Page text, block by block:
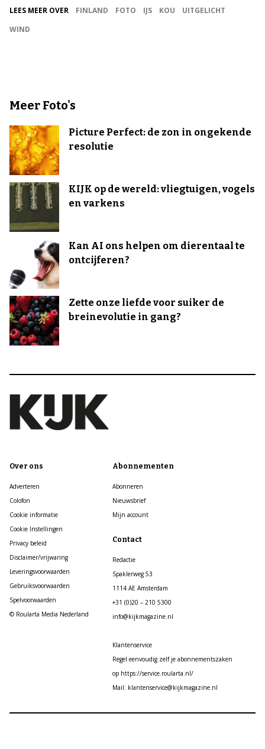
LEES MEER OVER FINLAND FOTO IJS KOU
UITGELICHT
WIND
Meer Foto's
Picture Perfect: de zon in ongekende
resolutie
KIJK op de wereld: vliegtuigen, vogels
en varkens
Kan AI ons helpen om dierentaal te
ontcijferen?
Zette onze liefde voor suiker de
breinevolutie in gang?
Over ons
Adverteren
Colofon
Cookie informatie
Cookie Instellingen
Privacy beleid
Disclaimer/vrijwaring
Leveringsvoorwaarden
Gebruiksvoorwaarden
Spelvoorwaarden
© Roularta Media Nederland
Abonnementen
Abonneren
Nieuwsbrief
Mijn account
Contact
Redactie
Spaklerweg 53
1114 AE Amsterdam
+31 (0)20 – 210 5300
info@kijkmagazine.nl
Klantenservice
Regel eenvoudig zelf je abonnementszaken
op https://service.roularta.nl/
Mail: klantenservice@kijkmagazine.nl